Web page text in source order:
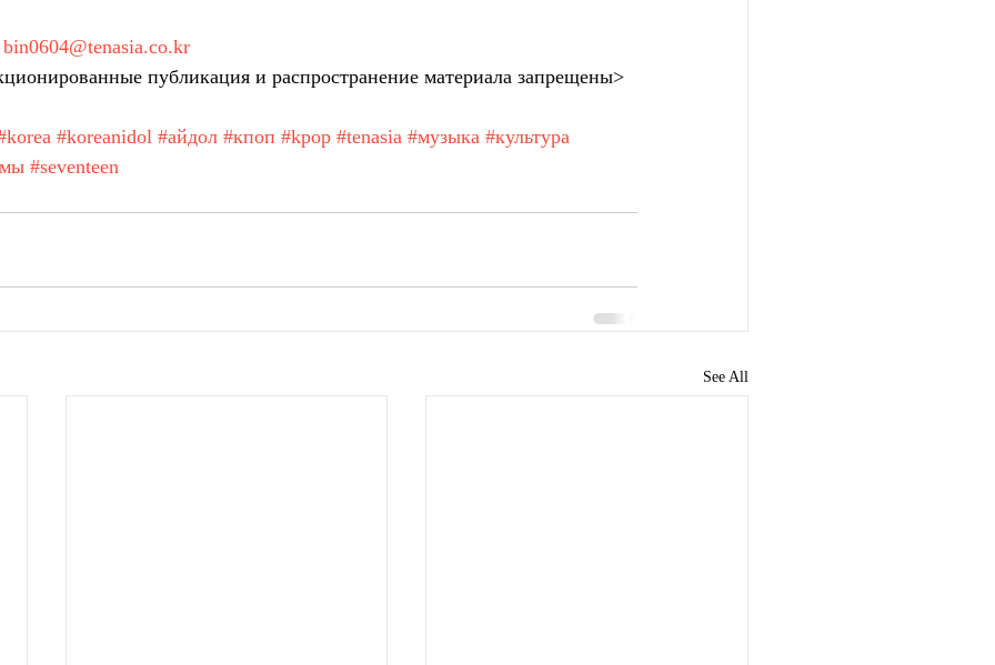
bin0604@tenasia.co.kr
публикация и распространение материала запрещены>
#koreanidol #айдол #кпоп #kpop #tenasia #музыка #культура
#seventeen
See All